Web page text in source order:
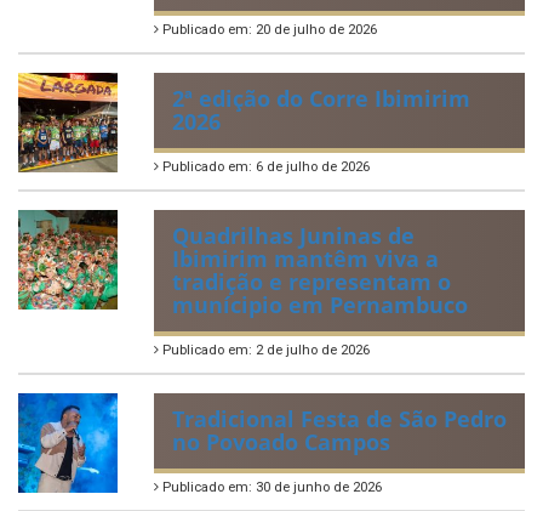
Publicado em: 20 de julho de 2026
2ª edição do Corre Ibimirim
2026
Publicado em: 6 de julho de 2026
Quadrilhas Juninas de
Ibimirim mantêm viva a
tradição e representam o
munícipio em Pernambuco
Publicado em: 2 de julho de 2026
Tradicional Festa de São Pedro
no Povoado Campos
Publicado em: 30 de junho de 2026